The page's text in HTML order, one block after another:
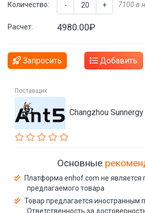
Количество: - + 7100 в
Расчет: 4980.00₽
Запросить Добавить
Поставщик
Changzhou Sunnergy
Основные
Платформа enhof.com не является
предлагаемого товара
Товар предлагается иностранным
Ответственность за